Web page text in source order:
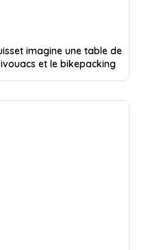
imagine une table de
et le bikepacking